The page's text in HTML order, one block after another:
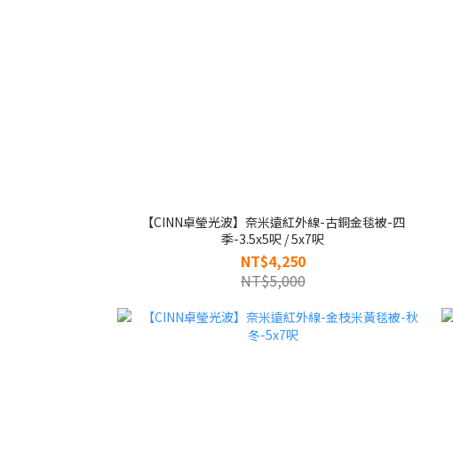
【CINN卓瑩光波】奈米遠紅外線-古銅金毯被-四
季-3.5x5呎 / 5x7呎
NT$4,250
NT$5,000